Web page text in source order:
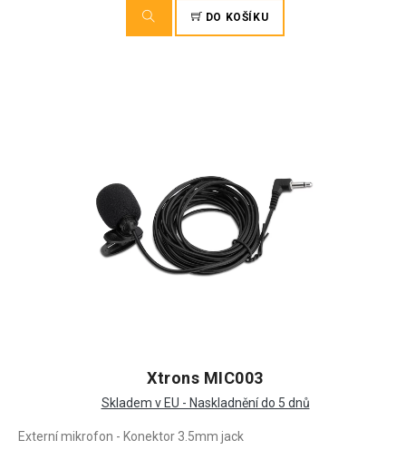
DO KOŠÍKU
Xtrons MIC003
Skladem v EU - Naskladnění do 5 dnů
Externí mikrofon - Konektor 3.5mm jack